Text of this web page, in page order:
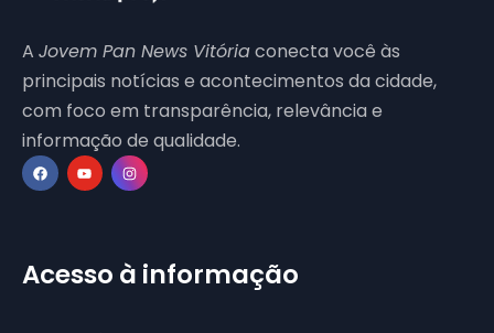
A Jovem Pan News Vitóriaconecta você às
principais notícias e acontecimentos da cidade,
com foco em transparência, relevância e
informação de qualidade.
Acesso à informação